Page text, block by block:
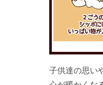
子供達の思い